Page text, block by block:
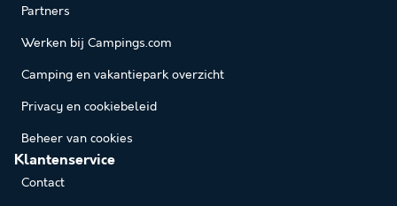
Partners
Werken bij Campings.com
Camping en vakantiepark overzicht
Privacy en cookiebeleid
Beheer van cookies
Klantenservice
Contact